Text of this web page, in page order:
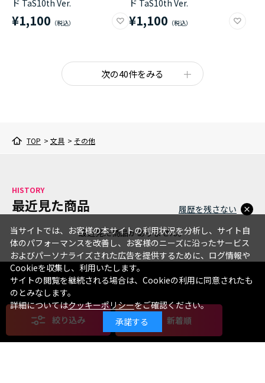
絞り込み 新着順
ド TaS10th Ver.
¥1,100
ド TaS10th Ver.
¥1,100
次の40件をみる
TOP > 文具 > その他
HISTORY
最近見た商品
最近見た商品がありません。
履歴を残さない
当サイトでは、お客様の本サイトの利用状況を分析し、サイト自
体のパフォーマンスを改善し、お客様のニーズに沿ったサービス
およびパーソナライズされた広告を提供するために、ログ情報や
Cookieを収集し、利用いたします。
サイトの閲覧を継続される場合は、Cookieの利用に同意されたも
のとみなします。
詳細についてはクッキーポリシーをご確認ください。
承諾する